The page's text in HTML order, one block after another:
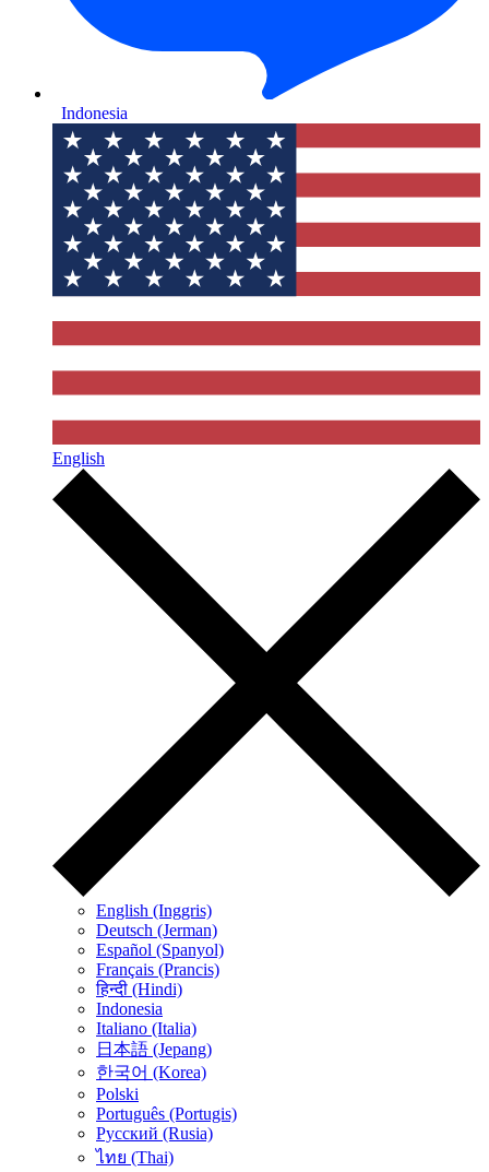
Indonesia
English
English (Inggris)
Deutsch (Jerman)
Español (Spanyol)
Français (Prancis)
हिन्दी (Hindi)
Indonesia
Italiano (Italia)
日本語 (Jepang)
한국어 (Korea)
Polski
Português (Portugis)
Русский (Rusia)
ไทย (Thai)